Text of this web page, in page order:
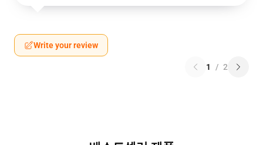
Write your review
1 / 2